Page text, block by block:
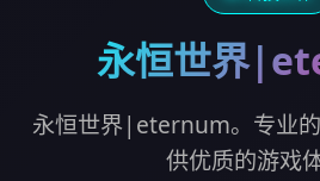
永恒世界
永恒世界|eternum。专业
供优质的游戏体